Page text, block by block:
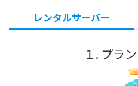
レンタルサーバー
１. プラン